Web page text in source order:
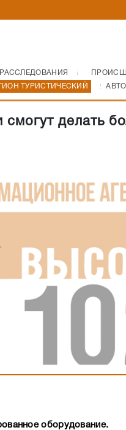
РАССЛЕДОВАНИЯ
ТУРИСТИЧЕСКИЙ АВТО
смогут делать
оборудование.